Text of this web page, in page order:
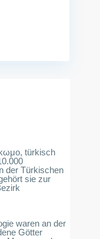
türkisch
der Türkischen
sie zur
waren an der
Götter